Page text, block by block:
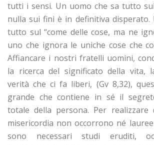
tutti i sensi. Un uomo che sa tutto
nulla sui fini è in definitiva disperato.
tutto sul “come delle cose, ma ne
uno che ignora le uniche cose che
Affiancare i nostri fratelli uomini,
la ricerca del significato della vita,
verità che ci fa liberi, (Gv 8,32),
grande che contiene in sé il
totale della persona. Per realizzare
misericordia non occorrono né
sono necessari studi eruditi,